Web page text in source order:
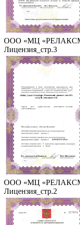
ООО «МЦ
Лицензия_стр.3
ООО «МЦ
Лицензия_стр.2